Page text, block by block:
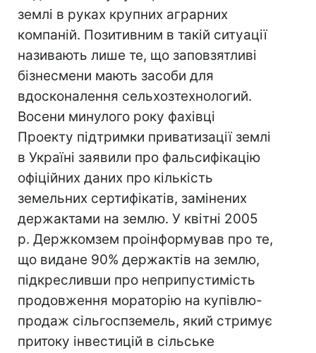
землі в руках крупних аграрних
компаній. Позитивним в такій ситуації
називають лише те, що заповзятливі
бізнесмени мають засоби для
вдосконалення сельхозтехнологий.
Восени минулого року фахівці
Проекту підтримки приватизації землі
в Україні заявили про фальсифікацію
офіційних даних про кількість
земельних сертифікатів, замінених
держактами на землю. У квітні 2005
р. Держкомзем проінформував про те,
що видане 90% держактів на землю,
підкресливши про неприпустимість
продовження мораторію на купівлю-
продаж сільгоспземель, який стримує
притоку інвестицій в сільське